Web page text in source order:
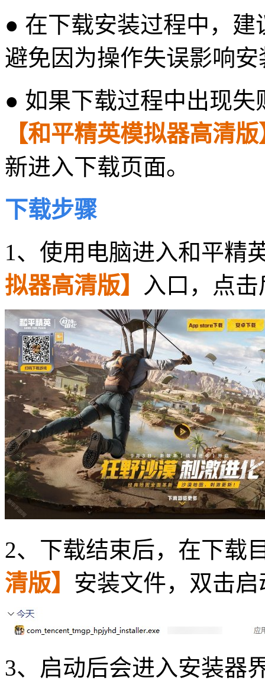
● 在下载安装过程中，
避免因为操作失误影响
● 如果下载过程中出现
【和平精英模拟器高清版
新进入下载页面。
下载步骤
1、使用电脑进入和平精
拟器高清版】 入口，点
2、下载结束后，在下载
清版】 安装文件，双击
3、启动后会进入安装器